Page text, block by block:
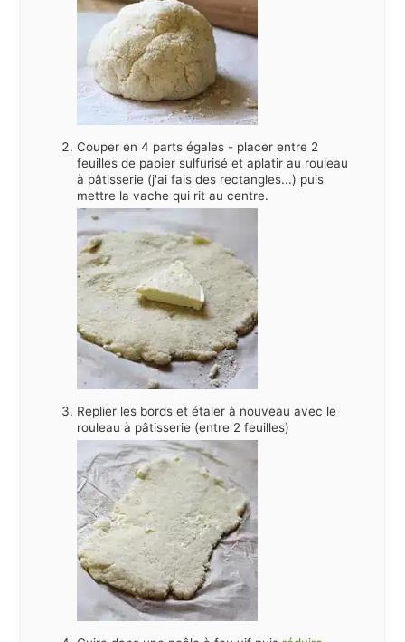
Couper en 4 parts égales - placer entre 2
feuilles de papier sulfurisé et aplatir au rouleau
à pâtisserie (j'ai fais des rectangles...) puis
mettre la vache qui rit au centre.
Replier les bords et étaler à nouveau avec le
rouleau à pâtisserie (entre 2 feuilles)